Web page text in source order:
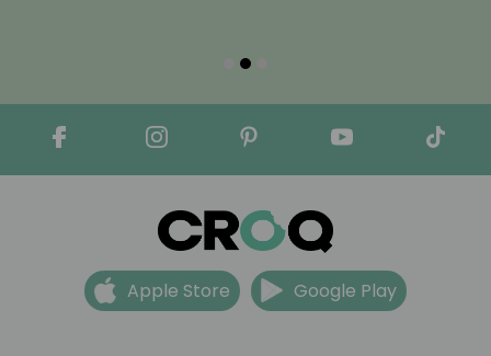
Apple Store Google Play